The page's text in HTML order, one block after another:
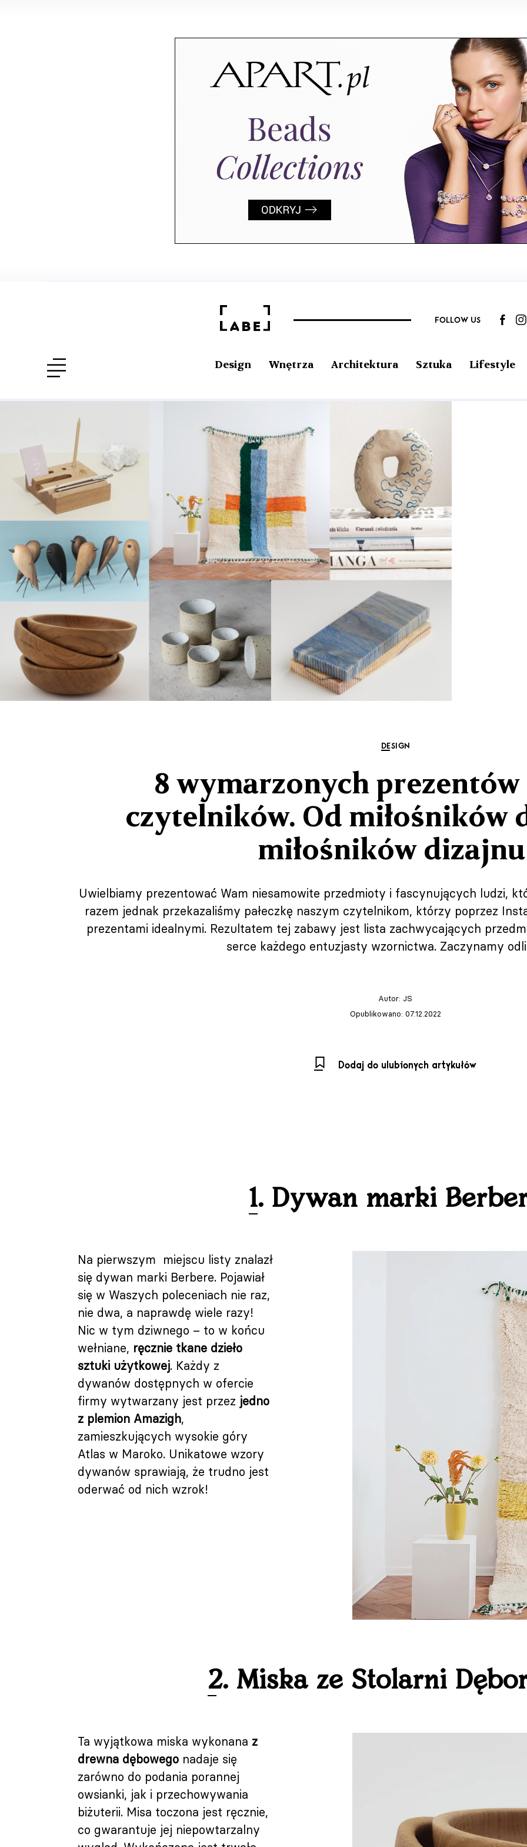
FOLLOW US
Design Wnętrza Architektura Sztuka Lifestyle
DESIGN
8 wymarzonych prezentów
czytelników. Od miłośników
miłośników
Uwielbiamy prezentować Wam niesamowite przedmioty i fascynujących ludzi,
razem jednak przekazaliśmy pałeczkę naszym czytelnikom, którzy poprzez
prezentami idealnymi. Rezultatem tej zabawy jest lista zachwycających
serce każdego entuzjasty wzornictwa. Zaczynamy
Autor: JS
Opublikowano: 07.12.2022
Dodaj do ulubionych artykułów
1. Dywan marki
Na pierwszym miejscu listy znalazł
się dywan marki Berbere. Pojawiał
się w Waszych poleceniach nie raz,
nie dwa, a naprawdę wiele razy!
Nic w tym dziwnego – to w końcu
wełniane, ręcznie tkane dzieło
sztuki użytkowej. Każdy z
dywanów dostępnych w ofercie
firmy wytwarzany jest przez jedno
z plemion Amazigh,
zamieszkujących wysokie góry
Atlas w Maroko. Unikatowe wzory
dywanów sprawiają, że trudno jest
oderwać od nich wzrok!
2. Miska ze Stolarni
Ta wyjątkowa miska wykonana z
drewna dębowego nadaje się
zarówno do podania porannej
owsianki, jak i przechowywania
biżuterii. Misa toczona jest ręcznie,
co gwarantuje jej niepowtarzalny